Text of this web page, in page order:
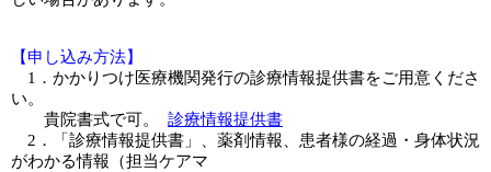
【申し込み方法】
1．かかりつけ医療機関発行の診療情報提供書をご用意くださ
い。
貴院書式で可。 診療情報提供書
2．「診療情報提供書」、薬剤情報、患者様の経過・身体状況
がわかる情報（担当ケアマ